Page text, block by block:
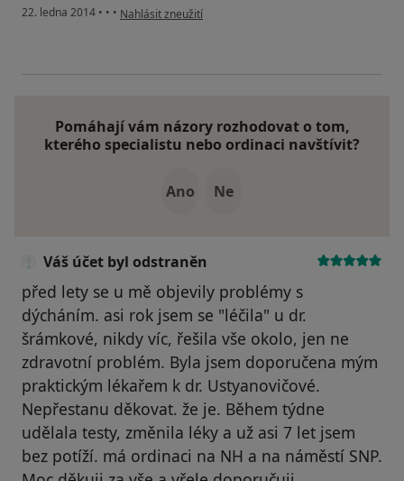
22. ledna 2014 • • • podle názoru uživatele Váš účet byl odstraněn
Nahlásit zneužití
Pomáhají vám názory rozhodovat o tom,
kterého specialistu nebo ordinaci navštívit?
Ano Ne
Váš účet byl odstraněn
před lety se u mě objevily problémy s
dýcháním. asi rok jsem se "léčila" u dr.
šrámkové, nikdy víc, řešila vše okolo, jen ne
zdravotní problém. Byla jsem doporučena mým
praktickým lékařem k dr. Ustyanovičové.
Nepřestanu děkovat. že je. Během týdne
udělala testy, změnila léky a už asi 7 let jsem
bez potíží. má ordinaci na NH a na náměstí SNP.